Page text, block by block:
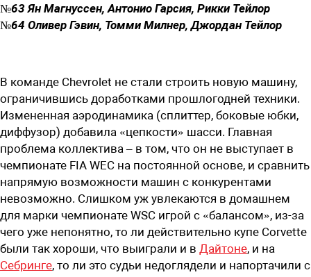
№63 Ян Магнуссен, Антонио Гарсия, Рикки Тейлор
№64 Оливер Гэвин, Томми Милнер, Джордан Тейлор
В команде Chevrolet не стали строить новую машину,
ограничившись доработками прошлогодней техники.
Измененная аэродинамика (сплиттер, боковые юбки,
диффузор) добавила «цепкости» шасси. Главная
проблема коллектива – в том, что он не выступает в
чемпионате FIA WEC на постоянной основе, и сравнить
напрямую возможности машин с конкурентами
невозможно. Слишком уж увлекаются в домашнем
для марки чемпионате WSC игрой с «балансом», из-за
чего уже непонятно, то ли действительно купе Corvette
были так хороши, что выиграли и в Дайтоне, и на
Себринге, то ли это судьи недоглядели и напортачили с